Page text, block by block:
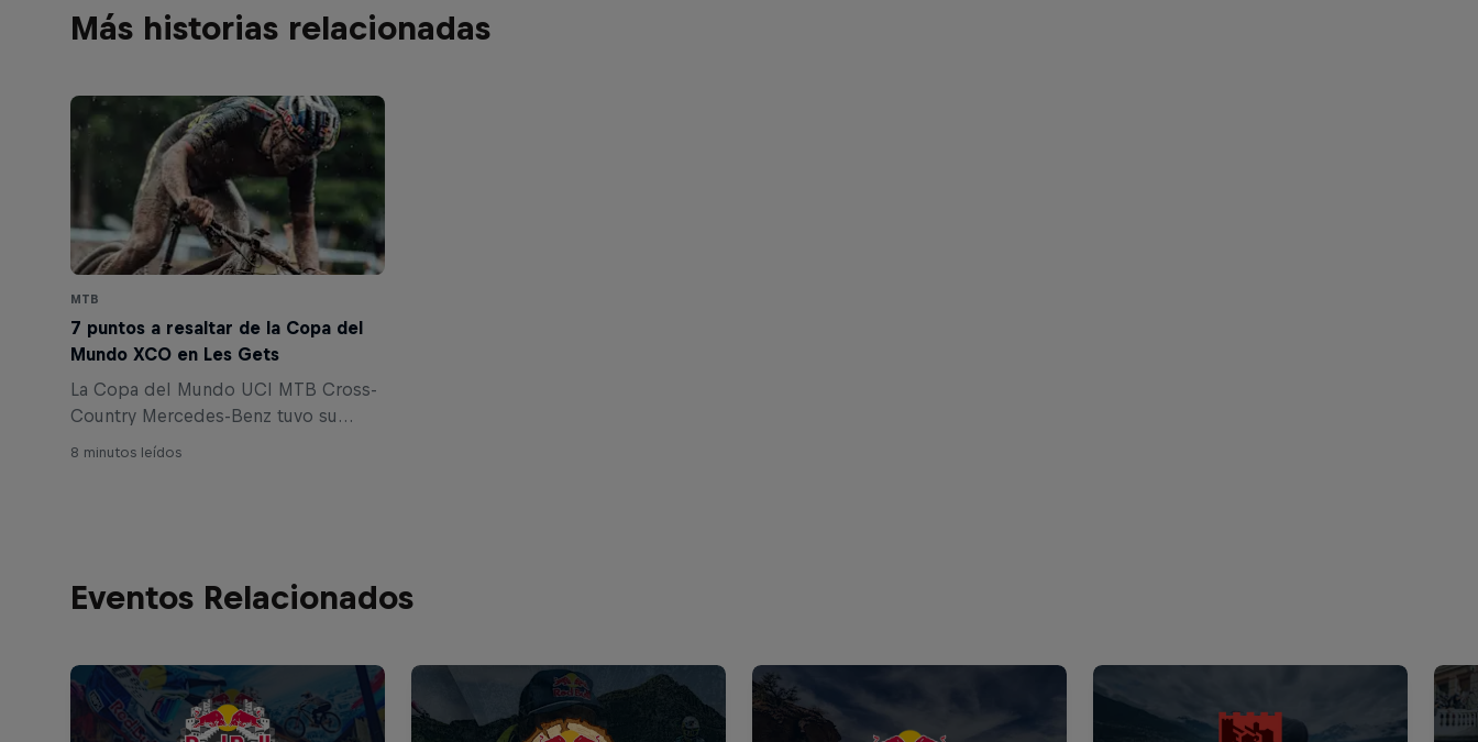
Más historias relacionadas
MTB
7 puntos a resaltar de la Copa del
Mundo XCO en Les Gets
La Copa del Mundo UCI MTB Cross-
Country Mercedes-Benz tuvo su
cuarta ronda en Francia. Revive toda
8 minutos leídos
Eventos Relacionados